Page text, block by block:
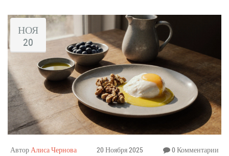
НОЯ
20
АвторАлиса Чернова 20 Ноября 2025 0 Комментарии